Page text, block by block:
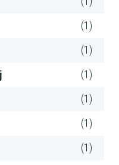
(1)
(1)
(1)
(1)
(1)
(1)